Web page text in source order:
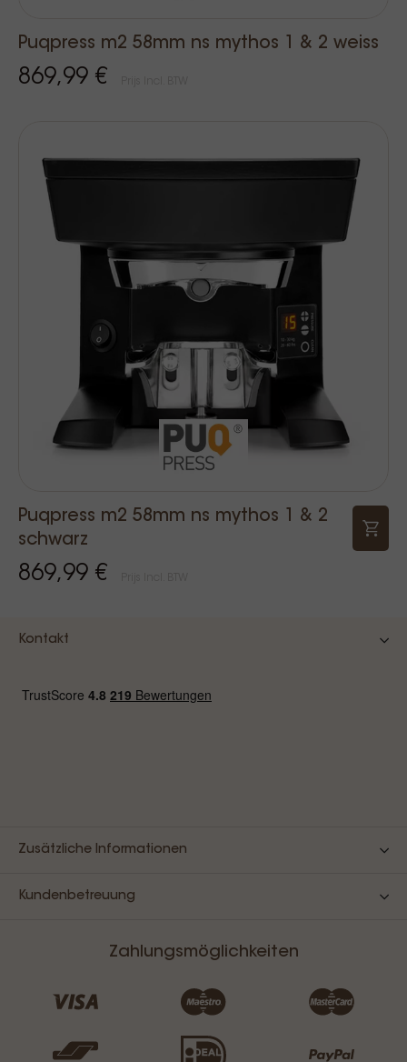
Puqpress m2 58mm ns mythos 1 & 2 weiss
869,99 €
Puqpress m2 58mm ns mythos 1 & 2
schwarz
869,99 €
Kontakt
Zusätzliche Informationen
Kundenbetreuung
Zahlungsmöglichkeiten